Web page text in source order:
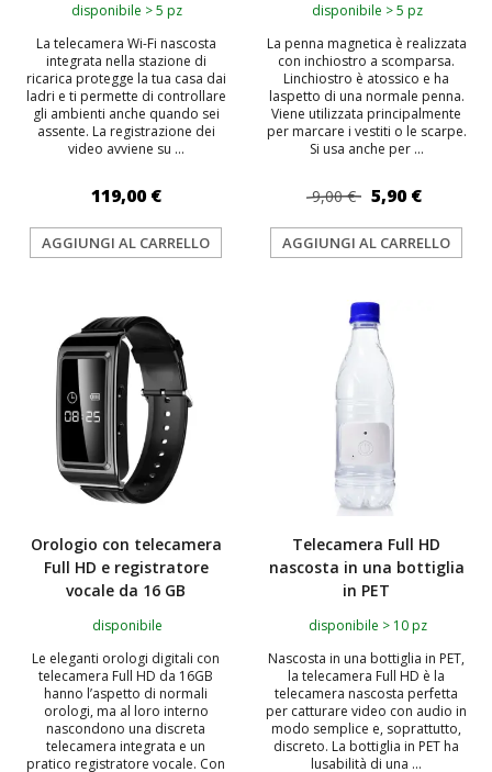
disponibile > 5 pz
La telecamera Wi-Fi nascosta
integrata nella stazione di
ricarica protegge la tua casa dai
ladri e ti permette di controllare
gli ambienti anche quando sei
assente. La registrazione dei
video avviene su ...
119,00 €
AGGIUNGI AL CARRELLO
disponibile > 5 pz
La penna magnetica è realizzata
con inchiostro a scomparsa.
Linchiostro è atossico e ha
laspetto di una normale penna.
Viene utilizzata principalmente
per marcare i vestiti o le scarpe.
Si usa anche per ...
9,00 € 5,90 €
AGGIUNGI AL CARRELLO
Orologio con telecamera
Full HD e registratore
vocale da 16 GB
disponibile
Le eleganti orologi digitali con
telecamera Full HD da 16GB
hanno l’aspetto di normali
orologi, ma al loro interno
nascondono una discreta
telecamera integrata e un
pratico registratore vocale. Con
Telecamera Full HD
nascosta in una bottiglia
in PET
disponibile > 10 pz
Nascosta in una bottiglia in PET,
la telecamera Full HD è la
telecamera nascosta perfetta
per catturare video con audio in
modo semplice e, soprattutto,
discreto. La bottiglia in PET ha
lusabilità di una ...